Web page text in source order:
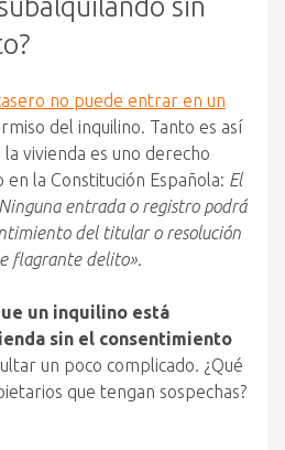
sin
no puede entrar en un
del inquilino. Tanto es así
vivienda es uno derecho
la Constitución Española: El
entrada o registro podrá
del titular o resolución
flagrante delito».
un inquilino está
sin el consentimiento
un poco complicado. ¿Qué
que tengan sospechas?